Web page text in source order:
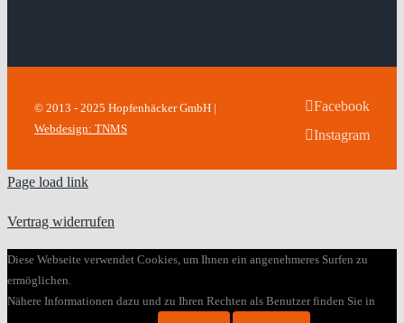
© 2013 - 2025 Hopfenhäcker GmbH |
Webdesign: TNMS
Facebook
Instagram
Page load link
Vertrag widerrufen
Diese Webseite verwendet Cookies, um Ihnen ein angenehmeres Surfen zu
ermöglichen.
Nähere Informationen dazu und zu Ihren Rechten als Benutzer finden Sie in